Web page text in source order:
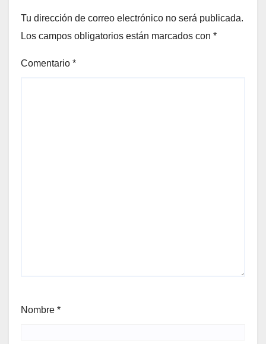
Tu dirección de correo electrónico no será publicada.
Los campos obligatorios están marcados con *
Comentario *
Nombre *